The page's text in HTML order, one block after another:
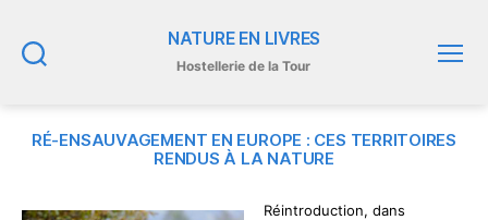
NATURE EN LIVRES
Hostellerie de la Tour
RÉ-ENSAUVAGEMENT EN EUROPE : CES TERRITOIRES
RENDUS À LA NATURE
Réintroduction, dans